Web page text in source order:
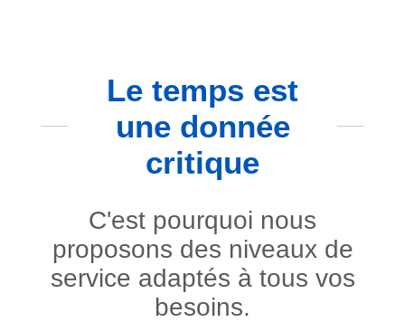
Le temps est
une donnée
critique
C'est pourquoi nous
proposons des niveaux de
service adaptés à tous vos
besoins.